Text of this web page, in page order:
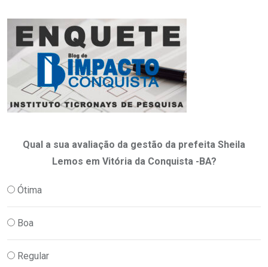
Qual a sua avaliação da gestão da prefeita Sheila
Lemos em Vitória da Conquista -BA?
Ótima
Boa
Regular